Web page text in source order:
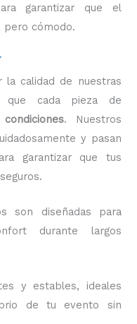
garantizar que el
pero cómodo.
calidad de nuestras
que cada pieza de
. Nuestros
y pasan
garantizar que tus
son diseñadas para
durante largos
y estables, ideales
de tu evento sin